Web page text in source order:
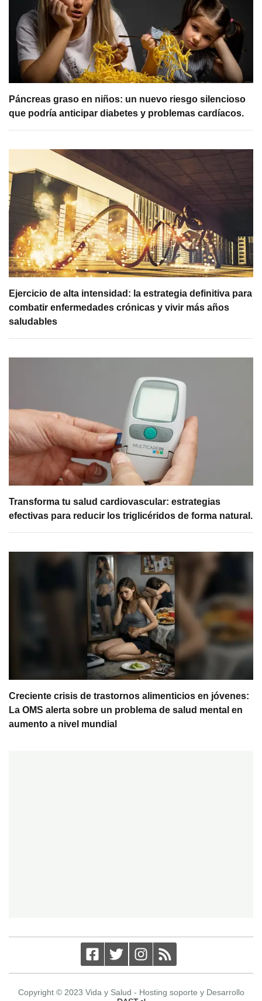
Páncreas graso en niños: un nuevo riesgo silencioso
que podría anticipar diabetes y problemas cardíacos.
Ejercicio de alta intensidad: la estrategia definitiva para
combatir enfermedades crónicas y vivir más años
saludables
Transforma tu salud cardiovascular: estrategias
efectivas para reducir los triglicéridos de forma natural.
Creciente crisis de trastornos alimenticios en jóvenes:
La OMS alerta sobre un problema de salud mental en
aumento a nivel mundial
Copyright © 2023 Vida y Salud - Hosting soporte y Desarrollo